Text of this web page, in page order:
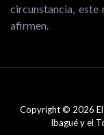
circunstancia,
afirmen.
Copyright © 2026 El
Ibagué y el